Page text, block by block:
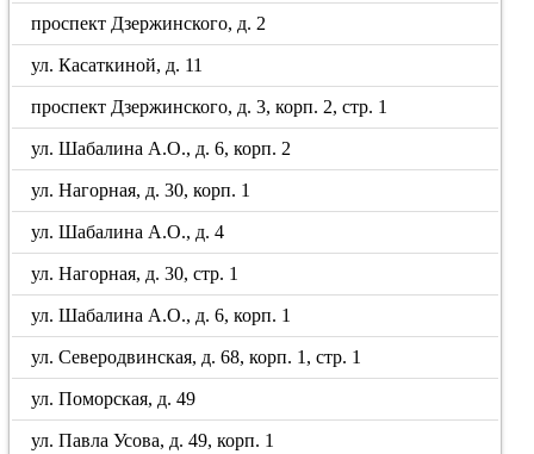
проспект Дзержинского, д. 2
ул. Касаткиной, д. 11
проспект Дзержинского, д. 3, корп. 2, стр. 1
ул. Шабалина А.О., д. 6, корп. 2
ул. Нагорная, д. 30, корп. 1
ул. Шабалина А.О., д. 4
ул. Нагорная, д. 30, стр. 1
ул. Шабалина А.О., д. 6, корп. 1
ул. Северодвинская, д. 68, корп. 1, стр. 1
ул. Поморская, д. 49
ул. Павла Усова, д. 49, корп. 1